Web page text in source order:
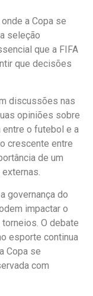
a Copa se
seleção
que a FIFA
que decisões
discussões nas
opiniões sobre
entre o futebol e a
crescente entre
de um
governança do
impactar o
O debate
esporte continua
Copa se
com